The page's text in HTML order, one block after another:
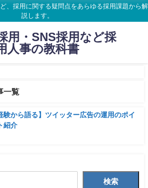
、採用に関する疑問点をあらゆる採用課題から解
説します。
用・SNS採用など採
人事の教科書
一覧
験から語る】ツイッター広告の運用のポイ
紹介
検索